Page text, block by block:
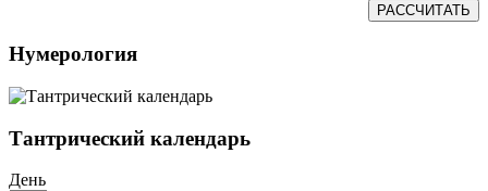
РАССЧИТАТЬ
Нумерология
Тантрический календарь
День